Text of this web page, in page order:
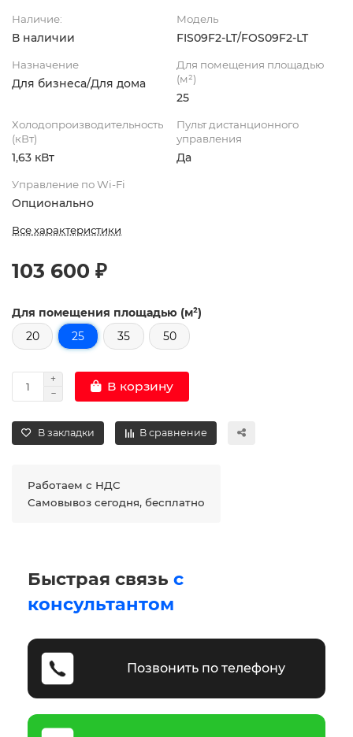
Наличие:
В наличии
Модель
FIS09F2-LT/FOS09F2-LT
Назначение
Для бизнеса/Для дома
Для помещения площадью
(м²)
25
Холодопроизводительность
(кВт)
1,63 кВт
Пульт дистанционного
управления
Да
Управление по Wi-Fi
Опционально
Все характеристики
103 600 ₽
Для помещения площадью (м²)
20
25 35 50
В корзину
В закладки В сравнение
Работаем с НДС
Самовывоз сегодня, бесплатно
Быстрая связь с
консультантом
Позвонить по телефону